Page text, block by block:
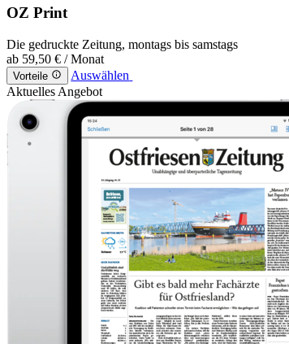
OZ Print
Die gedruckte Zeitung, montags bis samstags
ab 59,50 € / Monat
Vorteile
Auswählen
Aktuelles Angebot